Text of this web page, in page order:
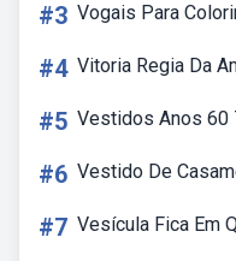
#3 Vogais Para
#4 Vitoria Regia Da
#5 Vestidos Anos 60
#6 Vestido De
#7 Vesícula Fica Em